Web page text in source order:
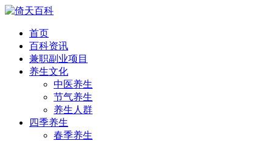
首页
百科资讯
兼职副业项目
养生文化
中医养生
节气养生
养生人群
四季养生
春季养生